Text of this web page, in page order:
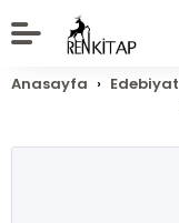
Anasayfa Edebiyat